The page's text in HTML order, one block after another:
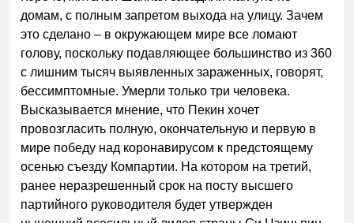
домам, с полным запретом выхода на улицу. Зачем
это сделано – в окружающем мире все ломают
голову, поскольку подавляющее большинство из 360
с лишним тысяч выявленных зараженных, говорят,
бессимптомные. Умерли только три человека.
Высказывается мнение, что Пекин хочет
провозгласить полную, окончательную и первую в
мире победу над коронавирусом к предстоящему
осенью съезду Компартии. На котором на третий,
ранее неразрешенный срок на посту высшего
партийного руководителя будет утвержден